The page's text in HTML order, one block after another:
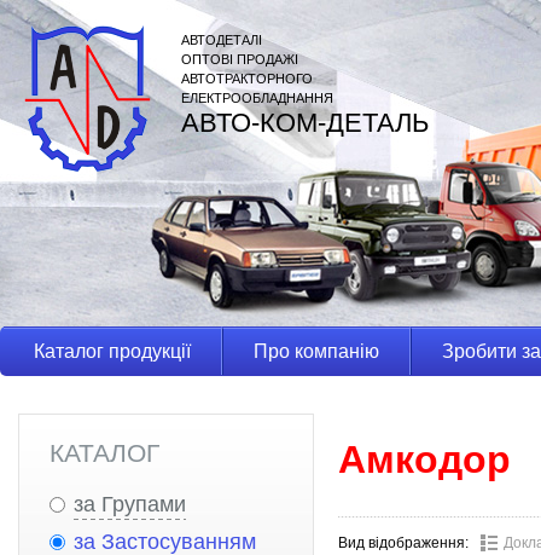
АВТОДЕТАЛІ
ОПТОВІ ПРОДАЖІ
АВТОТРАКТОРНОГО
ЕЛЕКТРООБЛАДНАННЯ
АВТО-КОМ-ДЕТАЛЬ
Каталог продукції Про компанію Зробити
КАТАЛОГ
за Групами
за Застосуванням
Амкодор
Вид відображення: